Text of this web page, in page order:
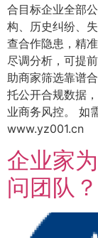
合目标企业全部
构、历史纠纷、
查合作隐患，精
尽调分析，可提
助商家筛选靠谱
托公开合规数据
业商务风控。 如
www.yz001.cn
企业家
问团队